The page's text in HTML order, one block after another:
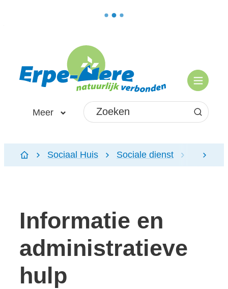
Meer
Waarmee kunnen we jou helpen?
Zoeken
Menu
Startpagina
Sociaal Huis Sociale dienst
Informatie en
administratieve
hulp